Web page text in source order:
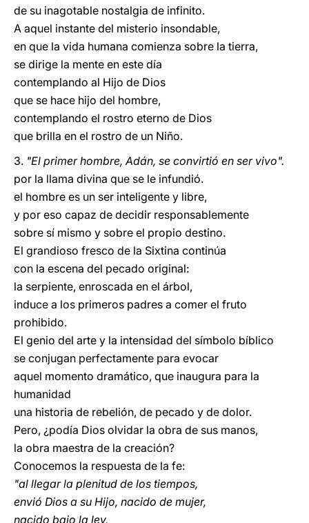
de su inagotable nostalgia de infinito.
A aquel instante del misterio insondable,
en que la vida humana comienza sobre la tierra,
se dirige la mente en este día
contemplando al Hijo de Dios
que se hace hijo del hombre,
contemplando el rostro eterno de Dios
que brilla en el rostro de un Niño.
3. "El primer hombre, Adán, se convirtió en ser vivo".
por la llama divina que se le infundió.
el hombre es un ser inteligente y libre,
y por eso capaz de decidir responsablemente
sobre sí mismo y sobre el propio destino.
El grandioso fresco de la Sixtina continúa
con la escena del pecado original:
la serpiente, enroscada en el árbol,
induce a los primeros padres a comer el fruto
prohibido.
El genio del arte y la intensidad del símbolo bíblico
se conjugan perfectamente para evocar
aquel momento dramático, que inaugura para la
humanidad
una historia de rebelión, de pecado y de dolor.
Pero, ¿podía Dios olvidar la obra de sus manos,
la obra maestra de la creación?
Conocemos la respuesta de la fe:
"al llegar la plenitud de los tiempos,
envió Dios a su Hijo, nacido de mujer,
nacido bajo la ley,